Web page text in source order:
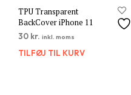
TPU Transparent
BackCover iPhone 11
30 kr. inkl. moms
TILFØJ TIL KURV